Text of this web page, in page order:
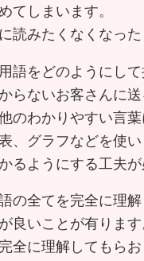
てしまいます。
読みたくなくなった
語をどのようにし
らないお客さんに送
のわかりやすい言葉
、グラフなどを使い
るようにする工夫が
の全てを完全に理
良いことが有ります
全に理解してもら